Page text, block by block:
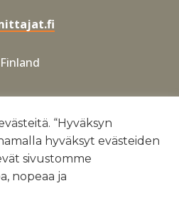
arvosuunnitelma
“Hyväksyn
hyväksyt evästeiden
sivustomme
nopeaa ja